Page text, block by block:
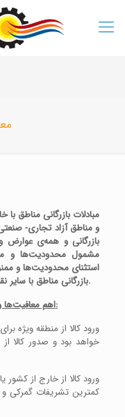
مبادلات بازرگانی مناطق
و مناطق آزاد تجاری-
بازرگانی و همه‌ی
مشمول محدودیت‌ها و
استثنای محدودیت‌ها و
بازرگانی مناطق با سایر نقاط کشور تابع مقررات صادرات و واردات است.
اهم معافیت‌ها و قوانین گمرکی در منطقه ویژه اقتصادی لامرد:
ورود کالا از منطقه ویژه
خواهد بود و صدور کالا
کمترین تشریفات گمرکی و